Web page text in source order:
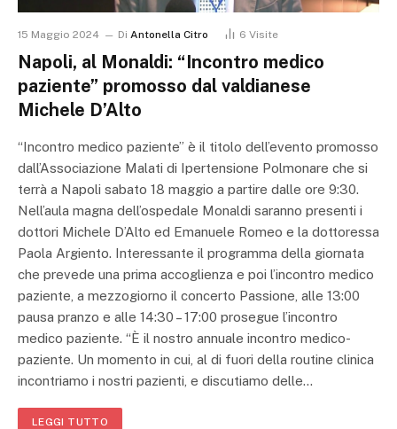
15 Maggio 2024 Di Antonella Citro 6 Visite
Napoli, al Monaldi: “Incontro medico
paziente” promosso dal valdianese
Michele D’Alto
“Incontro medico paziente” è il titolo dell’evento promosso
dall’Associazione Malati di Ipertensione Polmonare che si
terrà a Napoli sabato 18 maggio a partire dalle ore 9:30.
Nell’aula magna dell’ospedale Monaldi saranno presenti i
dottori Michele D’Alto ed Emanuele Romeo e la dottoressa
Paola Argiento. Interessante il programma della giornata
che prevede una prima accoglienza e poi l’incontro medico
paziente, a mezzogiorno il concerto Passione, alle 13:00
pausa pranzo e alle 14:30 – 17:00 prosegue l’incontro
medico paziente. “È il nostro annuale incontro medico-
paziente. Un momento in cui, al di fuori della routine clinica
incontriamo i nostri pazienti, e discutiamo delle…
LEGGI TUTTO